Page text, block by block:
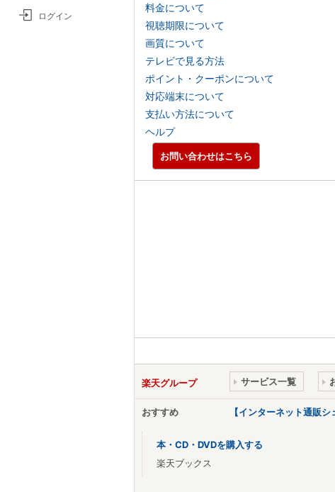
ログイン
料金について
視聴期限について
画質について
テレビで見る方法
ポイント・クーポンについて
対応端末について
支払い方法について
ヘルプ
お問い合わせはこちら
楽天グループ サービス一覧
おすすめ 【インターネット通販
本・CD・DVDを購入する
楽天ブックス